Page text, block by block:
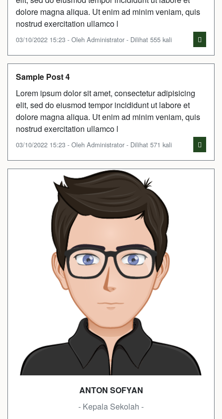
dolore magna aliqua. Ut enim ad minim veniam, quis
nostrud exercitation ullamco l
03/10/2022 15:23 - Oleh Administrator - Dilihat 555 kali
Sample Post 4
Lorem ipsum dolor sit amet, consectetur adipisicing
elit, sed do eiusmod tempor incididunt ut labore et
dolore magna aliqua. Ut enim ad minim veniam, quis
nostrud exercitation ullamco l
03/10/2022 15:23 - Oleh Administrator - Dilihat 571 kali
ANTON SOFYAN
- Kepala Sekolah -